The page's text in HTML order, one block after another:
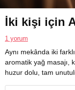
İki kişi için
1 yorum
Aynı mekânda iki
aromatik yağ masajı,
huzur dolu, tam